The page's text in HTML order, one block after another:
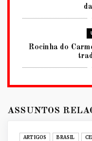
Rocinha do
BRASÍLIA
ASSUNTOS
ARTIGOS BRASIL